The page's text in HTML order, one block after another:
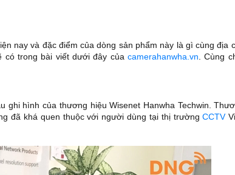
nay và đặc điểm của dòng sản phẩm này là gì cùng địa
có trong bài viết dưới đây củacamerahanwha.vn . Cùng
ghi hình của thương hiệu Wisenet Hanwha Techwin.
đã khá quen thuộc với người dùng tại thị trườngCCTV